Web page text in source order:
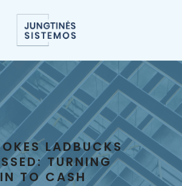
LADBUCKS
TURNING
TO CASH